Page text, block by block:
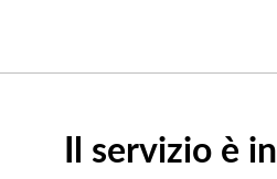
Il servizio è